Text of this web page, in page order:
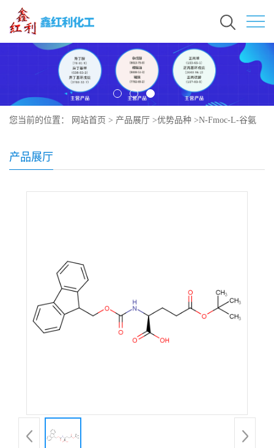
您当前的位置： 网站首页 > 产品展厅 >优势品种 >N-Fmoc-L-谷氨
产品展厅